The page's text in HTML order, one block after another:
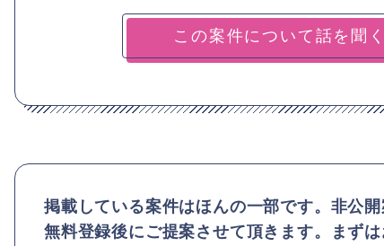
掲載している案件はほんの一部です。非公開
無料登録後にご提案させて頂きます。まずは